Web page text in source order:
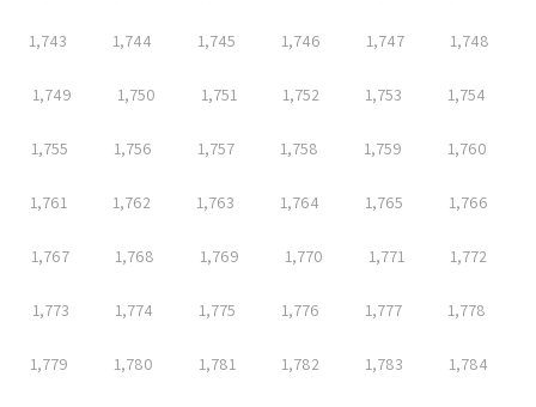
1,743 1,744 1,745 1,746 1,747 1,748
1,749 1,750 1,751 1,752 1,753 1,754
1,755 1,756 1,757 1,758 1,759 1,760
1,761 1,762 1,763 1,764 1,765 1,766
1,767 1,768 1,769 1,770 1,771 1,772
1,773 1,774 1,775 1,776 1,777 1,778
1,779 1,780 1,781 1,782 1,783 1,784